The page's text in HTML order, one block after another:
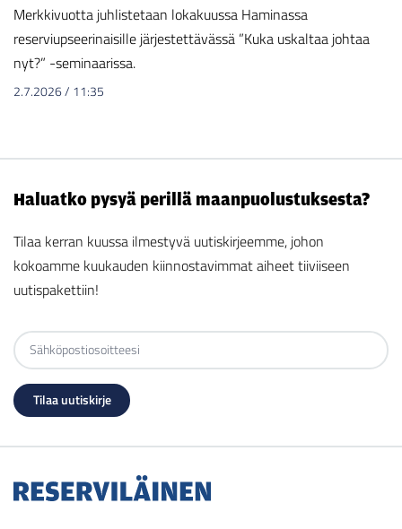
Merkkivuotta juhlistetaan lokakuussa Haminassa
reserviupseerinaisille järjestettävässä ”Kuka uskaltaa johtaa
nyt?” -seminaarissa.
2.7.2026/ 11:35
Haluatko pysyä perillä maanpuolustuksesta?
Tilaa kerran kuussa ilmestyvä uutiskirjeemme, johon
kokoamme kuukauden kiinnostavimmat aiheet tiiviiseen
uutispakettiin!